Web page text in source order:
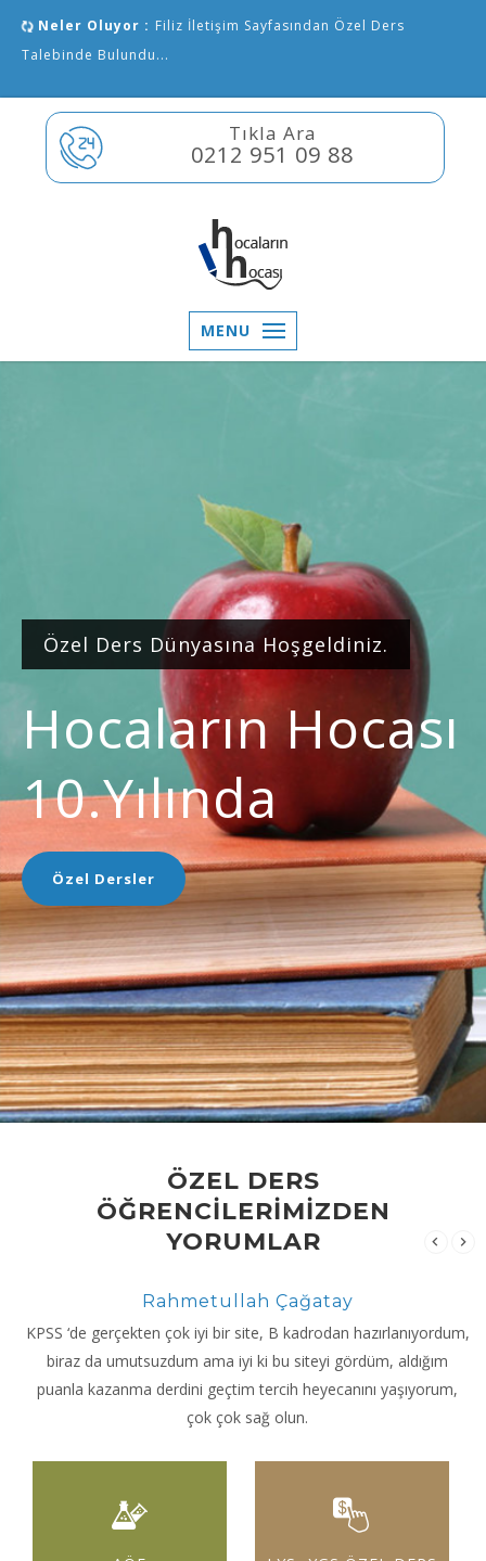
Neler Oluyor : Filiz İletişim Sayfasından Özel Ders
Talebinde Bulundu...
Tıkla Ara
0212 951 09 88
MENU
Özel Ders Dünyasına Hoşgeldiniz.
Hocaların Hocası
10.yılında
Özel Dersler
ÖZEL DERS
ÖĞRENCİLERİMİZDEN
YORUMLAR
Rahmetullah Çağatay
KPSS ‘de gerçekten çok iyi bir site, B kadrodan hazırlanıyordum,
biraz da umutsuzdum ama iyi ki bu siteyi gördüm, aldığım
puanla kazanma derdini geçtim tercih heyecanını yaşıyorum,
çok çok sağ olun.